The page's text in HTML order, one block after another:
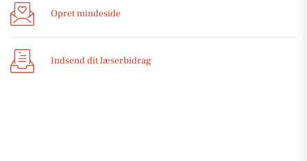
Opret mindeside
Indsend dit læserbidrag